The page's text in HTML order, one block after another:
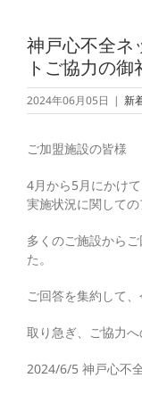
神戸心不全
トご協力の御
2024年06月05日 | 新
ご加盟施設の皆様
4月から5月にかけ
実施状況に関しての
多くのご施設から
た。
ご回答を集約して
取り急ぎ、ご協力へ
2024/6/5 神戸心不